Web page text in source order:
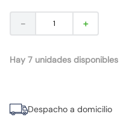
＋
－
Hay 7 unidades disponibles
Despacho a domicilio